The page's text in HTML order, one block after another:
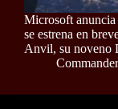
Microsoft
se estrena en
Anvil, su noveno